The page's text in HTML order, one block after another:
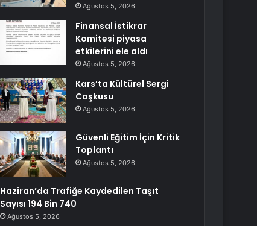
Ağustos 5, 2026
Finansal İstikrar
Komitesi piyasa
etkilerini ele aldı
Ağustos 5, 2026
Kars’ta Kültürel Sergi
Coşkusu
Ağustos 5, 2026
Güvenli Eğitim İçin Kritik
Toplantı
Ağustos 5, 2026
Haziran’da Trafiğe Kaydedilen Taşıt
Sayısı 194 Bin 740
Ağustos 5, 2026